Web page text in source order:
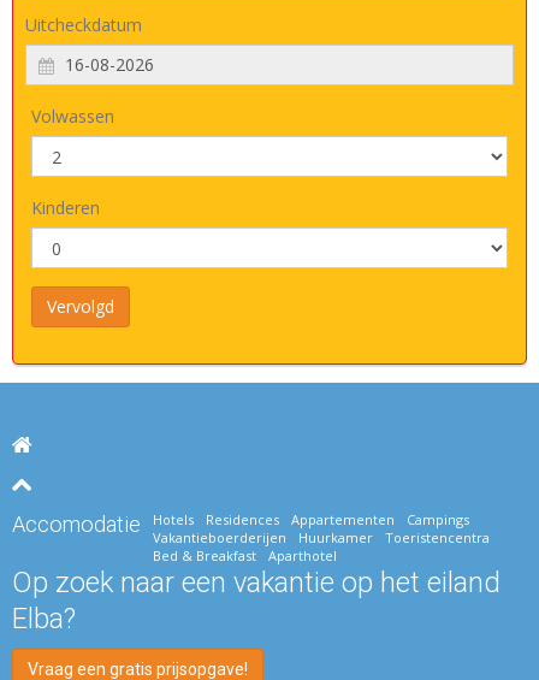
Uitcheckdatum
Volwassen
Kinderen
Accomodatie Hotels Residences Appartementen
Campings
Vakantieboerderijen
Huurkamer
Toeristencentra
Bed & Breakfast
Aparthotel
Op zoek naar een vakantie op het eiland
Elba?
Vraag een gratis prijsopgave!